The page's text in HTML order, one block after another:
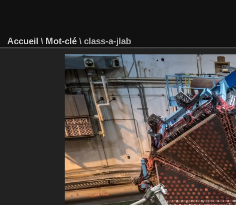
Accueil \ Mot-clé \ class-a-jlab